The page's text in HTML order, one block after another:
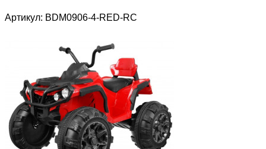
Артикул: BDM0906-4-RED-RC